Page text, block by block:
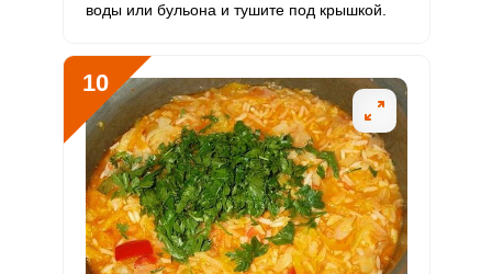
воды или бульона и тушите под крышкой.
10